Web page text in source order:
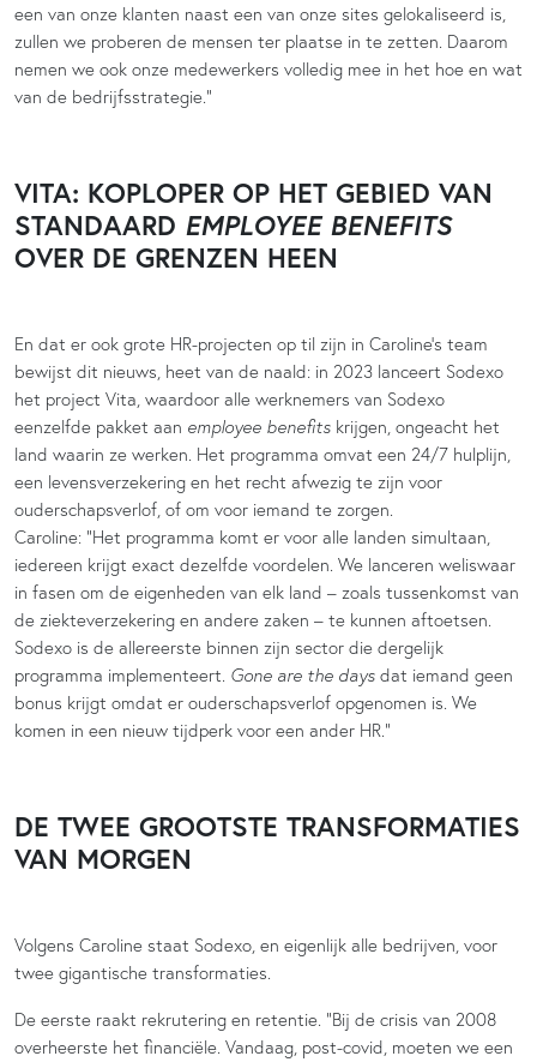
een van onze klanten naast een van onze sites gelokaliseerd is,
zullen we proberen de mensen ter plaatse in te zetten. Daarom
nemen we ook onze medewerkers volledig mee in het hoe en wat
van de bedrijfsstrategie.”
VITA: KOPLOPER OP HET GEBIED VAN
STANDAARD EMPLOYEE BENEFITS
OVER DE GRENZEN HEEN
En dat er ook grote HR-projecten op til zijn in Caroline’s team
bewijst dit nieuws, heet van de naald: in 2023 lanceert Sodexo
het project Vita, waardoor alle werknemers van Sodexo
eenzelfde pakket aan employee benefits krijgen, ongeacht het
land waarin ze werken. Het programma omvat een 24/7 hulplijn,
een levensverzekering en het recht afwezig te zijn voor
ouderschapsverlof, of om voor iemand te zorgen.
Caroline: “Het programma komt er voor alle landen simultaan,
iedereen krijgt exact dezelfde voordelen. We lanceren weliswaar
in fasen om de eigenheden van elk land – zoals tussenkomst van
de ziekteverzekering en andere zaken – te kunnen aftoetsen.
Sodexo is de allereerste binnen zijn sector die dergelijk
programma implementeert. Gone are the days dat iemand geen
bonus krijgt omdat er ouderschapsverlof opgenomen is. We
komen in een nieuw tijdperk voor een ander HR.”
DE TWEE GROOTSTE TRANSFORMATIES
VAN MORGEN
Volgens Caroline staat Sodexo, en eigenlijk alle bedrijven, voor
twee gigantische transformaties.
De eerste raakt rekrutering en retentie. “Bij de crisis van 2008
overheerste het financiële. Vandaag, post-covid, moeten we een